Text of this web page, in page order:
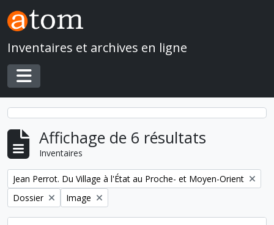
Skip to main content
Inventaires et archives en ligne
Toggle navigation
Affichage de 6 résultats
Inventaires
Remove filter:
Jean Perrot. Du Village à l'État au Proche- et Moyen-Orient
Remove filter:
Dossier Remove filter:
Image